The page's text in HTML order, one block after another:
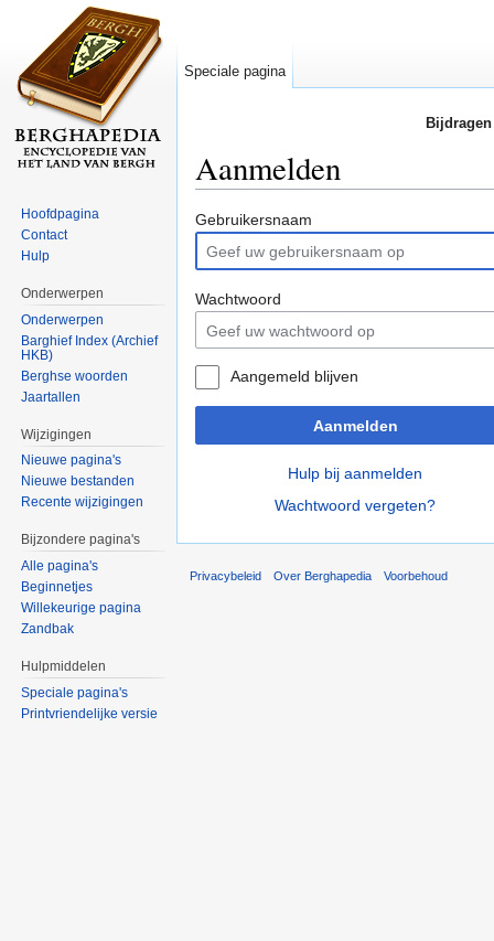
Aanmelden
Gebruikersnaam
Wachtwoord
Aangemeld blijven
Aanmelden
Hulp bij aanmelden
Wachtwoord vergeten?
Speciale pagina
Hoofdpagina
Contact
Hulp
Onderwerpen
Onderwerpen
Barghief Index (Archief
HKB)
Berghse woorden
Jaartallen
Wijzigingen
Nieuwe pagina's
Nieuwe bestanden
Recente wijzigingen
Bijzondere pagina's
Alle pagina's
Beginnetjes
Willekeurige pagina
Zandbak
Hulpmiddelen
Speciale pagina's
Printvriendelijke versie
Privacybeleid Over Berghapedia Voorbehoud